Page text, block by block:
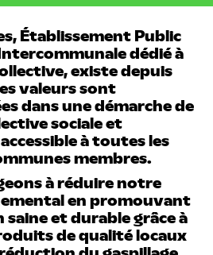
courts
Établissement Public
dédié à
existe depuis
valeurs sont
dans une démarche de
sociale et
à toutes les
membres.
à réduire notre
en promouvant
et durable grâce à
de qualité locaux